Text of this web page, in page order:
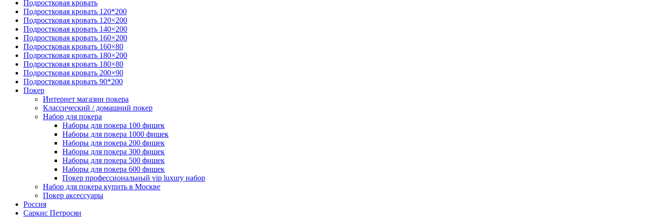
Подростковая кровать
Подростковая кровать 120*200
Подростковая кровать 120×200
Подростковая кровать 140×200
Подростковая кровать 160×200
Подростковая кровать 160×80
Подростковая кровать 180×200
Подростковая кровать 180×80
Подростковая кровать 200×90
Подростковая кровать 90*200
Покер
Интернет магазин покера
Классический / домашний покер
Набор для покера
Наборы для покера 100 фишек
Наборы для покера 1000 фишек
Наборы для покера 200 фишек
Наборы для покера 300 фишек
Наборы для покера 500 фишек
Наборы для покера 600 фишек
Покер профессиональный vip luxury набор
Набор для покера купить в Москве
Покер аксессуары
Россия
Саркис Петросян